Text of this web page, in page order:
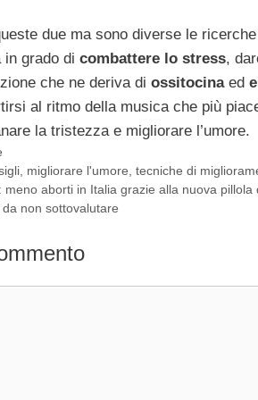
due ma sono diverse le
grado di combattere lo stress,
che ne deriva di ossitocinaed
al ritmo della musica che più
la tristezza e migliorare l’umore.
migliorare l'umore ,tecniche di
meno aborti in Italia grazie alla nuova pillola
non sottovalutare